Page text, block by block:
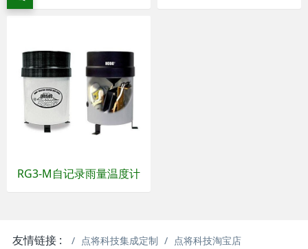
RG3-M自记录雨量温度计
友情链接 : 点将科技集成定制 点将科技淘宝店